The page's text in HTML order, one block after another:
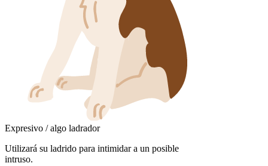
Expresivo / algo ladrador
Utilizará su ladrido para intimidar a un posible
intruso.